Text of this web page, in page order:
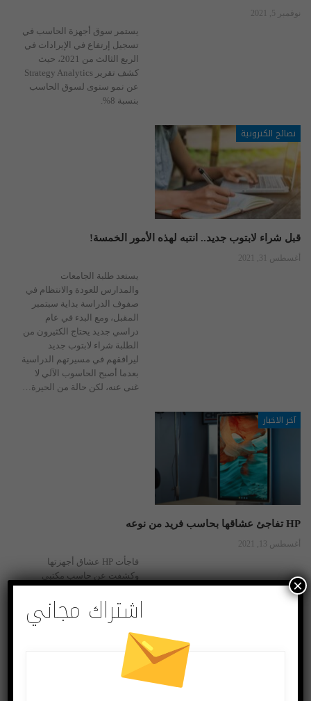
نوفمبر 5, 2021
يستمر سوق أجهزة الحاسب في
تسجيل إرتفاع في الإيرادات في
الربع الثالث من 2021، حيث
كشف تقرير Strategy Analytics
عن نمو سنوى لسوق الحاسب
بنسبة 8%.
نصائح الكترونية
قبل شراء لابتوب جديد.. انتبه لهذه الأمور الخمسة!
أغسطس 31, 2021
يستعد طلبة الجامعات
والمدارس للعودة والانتظام في
صفوف الدراسة بداية سبتمبر
المقبل، ومع البدء في عام
دراسي جديد يحتاج الكثيرون من
الطلبة شراء لابتوب جديد
ليرافقهم في مسيرتهم الدراسية
بعدما أصبح الحاسوب الآلي لا
غنى عنه، لكن حالة من الحيرة…
آخر الاخبار
HP تفاجئ عشاقها بحاسب فريد من نوعه
أغسطس 13, 2021
فاجأت HP عشاق أجهزتها
وكشفت عن حاسب مكتبي
الحواسب تميزا.
اشتراك مجاني
×